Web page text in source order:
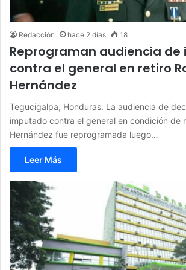
Redacción hace 2 días 18
Reprograman audiencia
contra el general en retiro
Hernández
Tegucigalpa, Honduras. La audiencia de
imputado contra el general en condición de
Hernández fue reprogramada luego…
Leer Más